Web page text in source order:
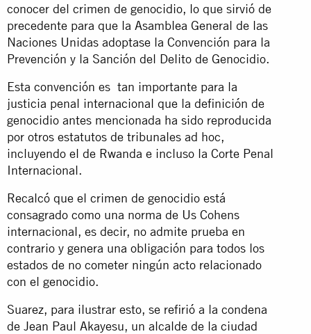
conocer del crimen de genocidio, lo que sirvió de
precedente para que la Asamblea General de las
Naciones Unidas adoptase la Convención para la
Prevención y la Sanción del Delito de Genocidio.
Esta convención es tan importante para la
justicia penal internacional que la definición de
genocidio antes mencionada ha sido reproducida
por otros estatutos de tribunales ad hoc,
incluyendo el de Rwanda e incluso la Corte Penal
Internacional.
Recalcó que el crimen de genocidio está
consagrado como una norma de Us Cohens
internacional, es decir, no admite prueba en
contrario y genera una obligación para todos los
estados de no cometer ningún acto relacionado
con el genocidio.
Suarez, para ilustrar esto, se refirió a la condena
de Jean Paul Akayesu, un alcalde de la ciudad